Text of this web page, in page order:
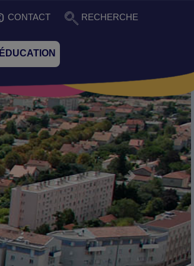
CONTACT RECHERCHE
ÉDUCATION
Suivant